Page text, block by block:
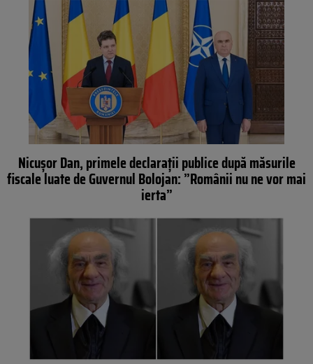
Nicușor Dan, primele declarații publice după măsurile
fiscale luate de Guvernul Bolojan: ”Românii nu ne vor mai
ierta”